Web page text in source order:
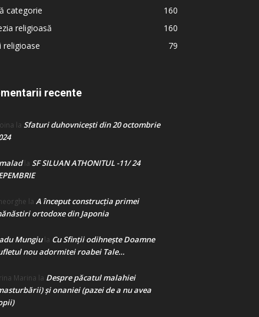
categorie
160
religioasă
160
religioase
79
recente
la Sfaturi duhovnicești din 20 octombrie
la SF SILUAN ATHONITUL -11/ 24
la A început construcţia primei
ortodoxe din Japonia
Mungiula Cu Sfinții odihnește Doamne
nou adormitei roabei Tale…
Marina la Despre păcatul malahiei
şi onaniei (pazei de a nu avea